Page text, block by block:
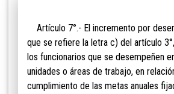
Artículo 7°.- El incremento por
que se refiere la letra c) del artículo
los funcionarios que se desempeñen
unidades o áreas de trabajo, en
cumplimiento de las metas anuales